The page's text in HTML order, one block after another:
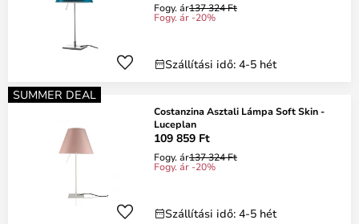
Fogy. ár137 324 Ft
Fogy. ár -20%
Szállítási idő: 4-5 hét
SUMMER DEAL
Costanzina Asztali Lámpa Soft Skin -
Luceplan
109 859 Ft
Fogy. ár137 324 Ft
Fogy. ár -20%
Szállítási idő: 4-5 hét